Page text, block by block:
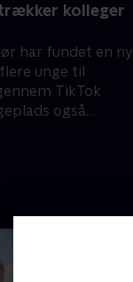
kolleger
har fundet en ny
unge til
TikTok
også
og humor.